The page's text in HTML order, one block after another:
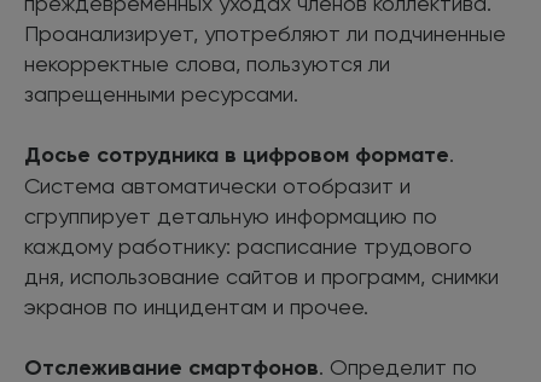
Проанализирует, употребляют ли подчиненные
некорректные слова, пользуются ли
запрещенными ресурсами.
Досье сотрудника в цифровом формате.
Система автоматически отобразит и
сгруппирует детальную информацию по
каждому работнику: расписание трудового
дня, использование сайтов и программ, снимки
экранов по инцидентам и прочее.
Отслеживание смартфонов. Определит по